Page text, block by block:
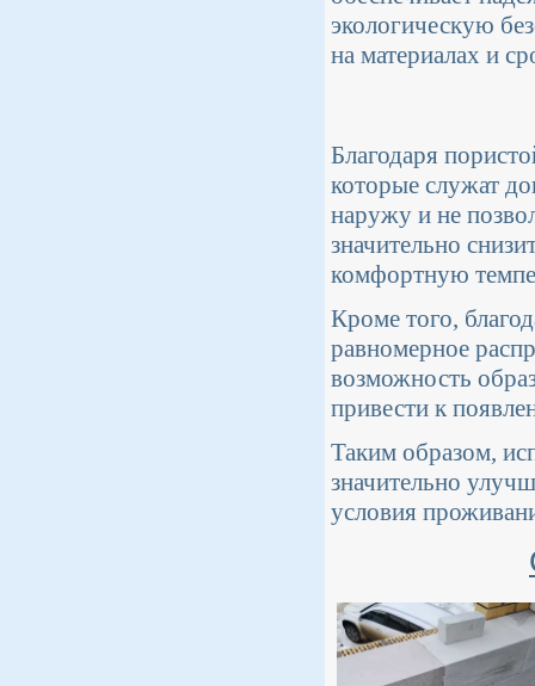
экологическую
на материалах и
Благодаря
которые служат
наружу и не
значительно
комфортную
Кроме того,
равномерное
возможность
привести к
Таким образом,
значительно
условия